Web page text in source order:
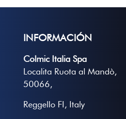
INFORMACIÓN
Colmic Italia Spa
Localita Ruota al Mandò,
50066,
Reggello FI, Italy